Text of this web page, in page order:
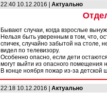
22:40 10.12.2016 | Актуально
Бывают случаи, когда взрослые
Нельзя быть уверенным в том, что,
спичек, случайно забытой на столе,
видел по телевизору.
Особенно опасно, если дети
могут выйти из опасного помещения
В конце ноября пожар из-за
22:18 10.12.2016 | Актуально